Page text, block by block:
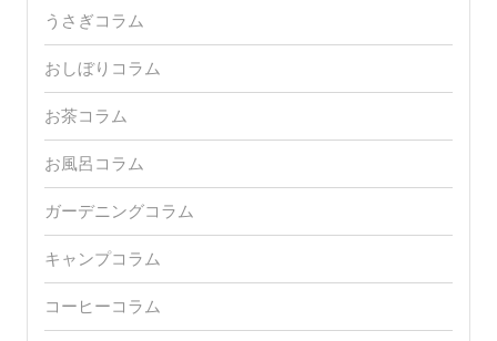
うさぎコラム
おしぼりコラム
お茶コラム
お風呂コラム
ガーデニングコラム
キャンプコラム
コーヒーコラム